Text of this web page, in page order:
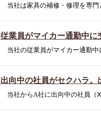
当社は家具の補修・修理を専門
従業員がマイカー通勤中に
当社の従業員がマイカー通勤中
出向中の社員がセクハラ。
当社からA社に出向中の社員（